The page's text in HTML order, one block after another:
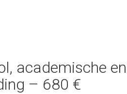
academische en
– 680 €